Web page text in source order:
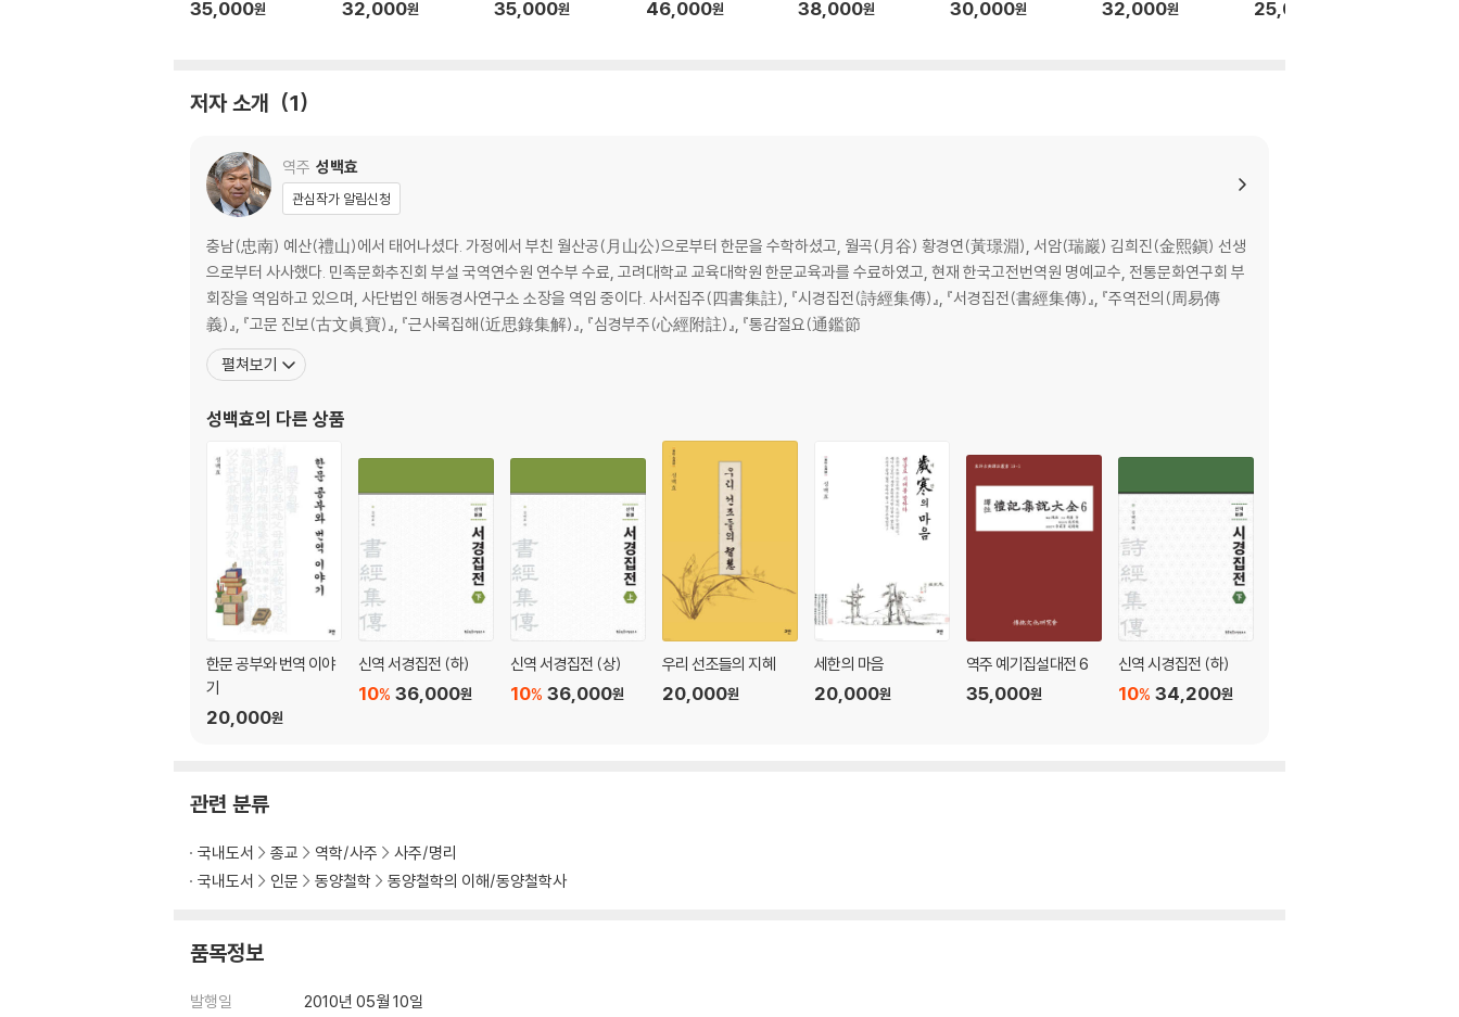
35,000원 32,000원 35,000원 46,000원 38,000원 30,000원 32,000원 25,000
저자 소개 1
역주 성백효
관심작가 알림신청
충남(忠南) 예산(禮山)에서 태어나셨다. 가정에서 부친 월산공(月山公)으로부터 한문을 수학하셨고, 월곡(月谷) 황경연(黃璟淵), 서암(瑞巖) 김희진(金熙鎭) 선생
으로부터 사사했다. 민족문화추진회 부설 국역연수원 연수부 수료, 고려대학교 교육대학원 한문교육과를 수료하였고, 현재 한국고전번역원 명예교수, 전통문화연구회 부
회장을 역임하고 있으며, 사단법인 해동경사연구소 소장을 역임 중이다. 사서집주(四書集註), 『시경집전(詩經集傳)』, 『서경집전(書經集傳)』, 『주역전의(周易傳
義)』, 『고문 진보(古文眞寶)』, 『근사록집해(近思錄集解)』, 『심경부주(心經附註)』, 『통감절요(通鑑節
펼쳐보기
성백효의 다른 상품
한문 공부와 번역 이야
기
20,000원
신역 서경집전 (하)
36,000원
10%
신역 서경집전 (상)
36,000원
10%
우리 선조들의 지혜
20,000원
세한의 마음
20,000원
역주 예기집설대전 6
35,000원
신역 시경집전 (하)
34,200원
10%
관련 분류
국내도서 종교 역학/사주
사주/명리
국내도서
인문 동양철학 동양철학의 이해/동양철학사
품목정보
발행일 2010년 05월 10일